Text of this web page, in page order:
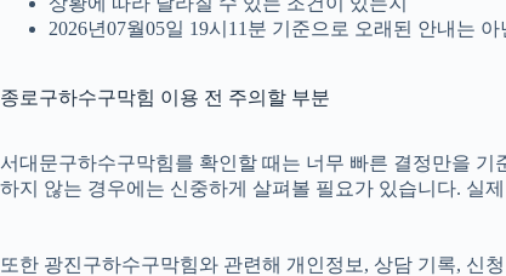
2026년07월05일 19시11분 기준으로 오래된 안내는 아
종로구하수구막힘 이용 전 주의할 부분
서대문구하수구막힘를 확인할 때는 너무 빠른 결정만을 기
하지 않는 경우에는 신중하게 살펴볼 필요가 있습니다. 실
또한 광진구하수구막힘와 관련해 개인정보, 상담 기록, 신